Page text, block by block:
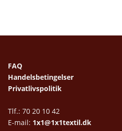
FAQ
Handelsbetingelser
Privatlivspolitik
Tlf.: 70 20 10 42
E-mail: 1x1@1x1textil.dk